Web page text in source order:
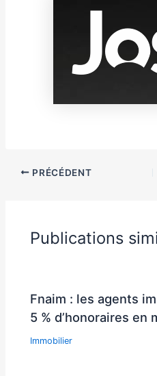
PRÉCÉDENT
Publications
Fnaim : les agents
5 % d’honoraires en
Immobilier